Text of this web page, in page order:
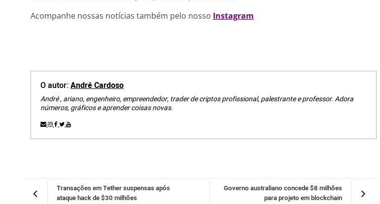
Acompanhe nossas notícias também pelo nosso Instagram
O autor:André Cardoso
André , ariano, engenheiro, empreendedor, trader de criptos profissional, palestrante e professor. Adora
números, gráficos e aprender coisas novas.
Governo australiano concede $8 milhões
para projeto em blockchain
Transações em Tether suspensas após
ataque hack de $30 milhões